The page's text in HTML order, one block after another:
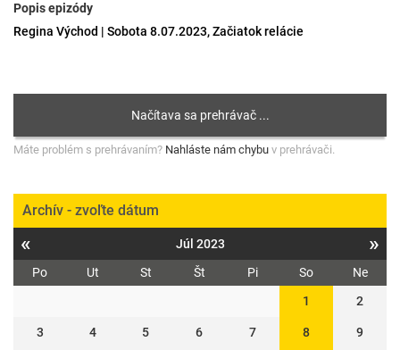
Popis epizódy
Regina Východ | Sobota 8.07.2023, Začiatok relácie
Máte problém s prehrávaním? Nahláste nám chybu v prehrávači.
Archív - zvoľte dátum
« Júl 2023 »
Po Ut St Št Pi So
Ne
1
2
3 4 5 6 7 8 9